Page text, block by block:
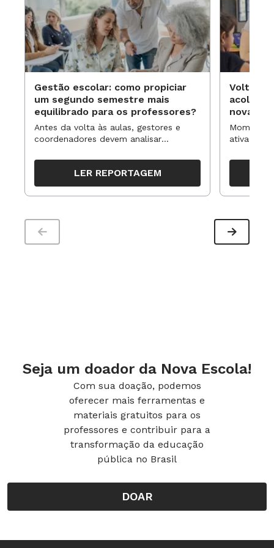
necessidade de falar sobre isso”, afirma Gina.
MULHERES NOTÁVEIS
Conheça mulheres que se destacaram na
História, nas Ciências e na política
Hipátia de Alexandria (350 / 370* - 415 d.C.)
Nascida em Alexandria, no Egito, foi
uma das primeiras matemáticas registradas
pela História. Brilhante, era influente e popular.
Seu fim, porém, foi trágico: envolvida em
disputas político-religiosas da época, foi
esfolada, esquartejada e finalmente queimada
Importância:Uma das grandes pensadoras da
Gestão escolar: como propiciar
um segundo semestre mais
equilibrado para os professores?
Antes da volta às aulas, gestores e
coordenadores devem analisar
organizar ações para orientar o
trabalho pedagógico ao longo do
período
LER REPORTAGEM
Volta às
novas
ativa
propostas
Seja um doador da Nova Escola!
Com sua doação, podemos
oferecer mais ferramentas e
materiais gratuitos para os
professores e contribuir para a
transformação da educação
pública no Brasil
DOAR